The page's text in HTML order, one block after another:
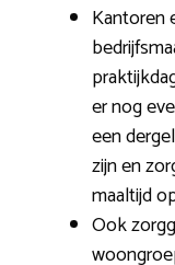
Kantoren
er nog
een
zijn en
maaltijd
Ook